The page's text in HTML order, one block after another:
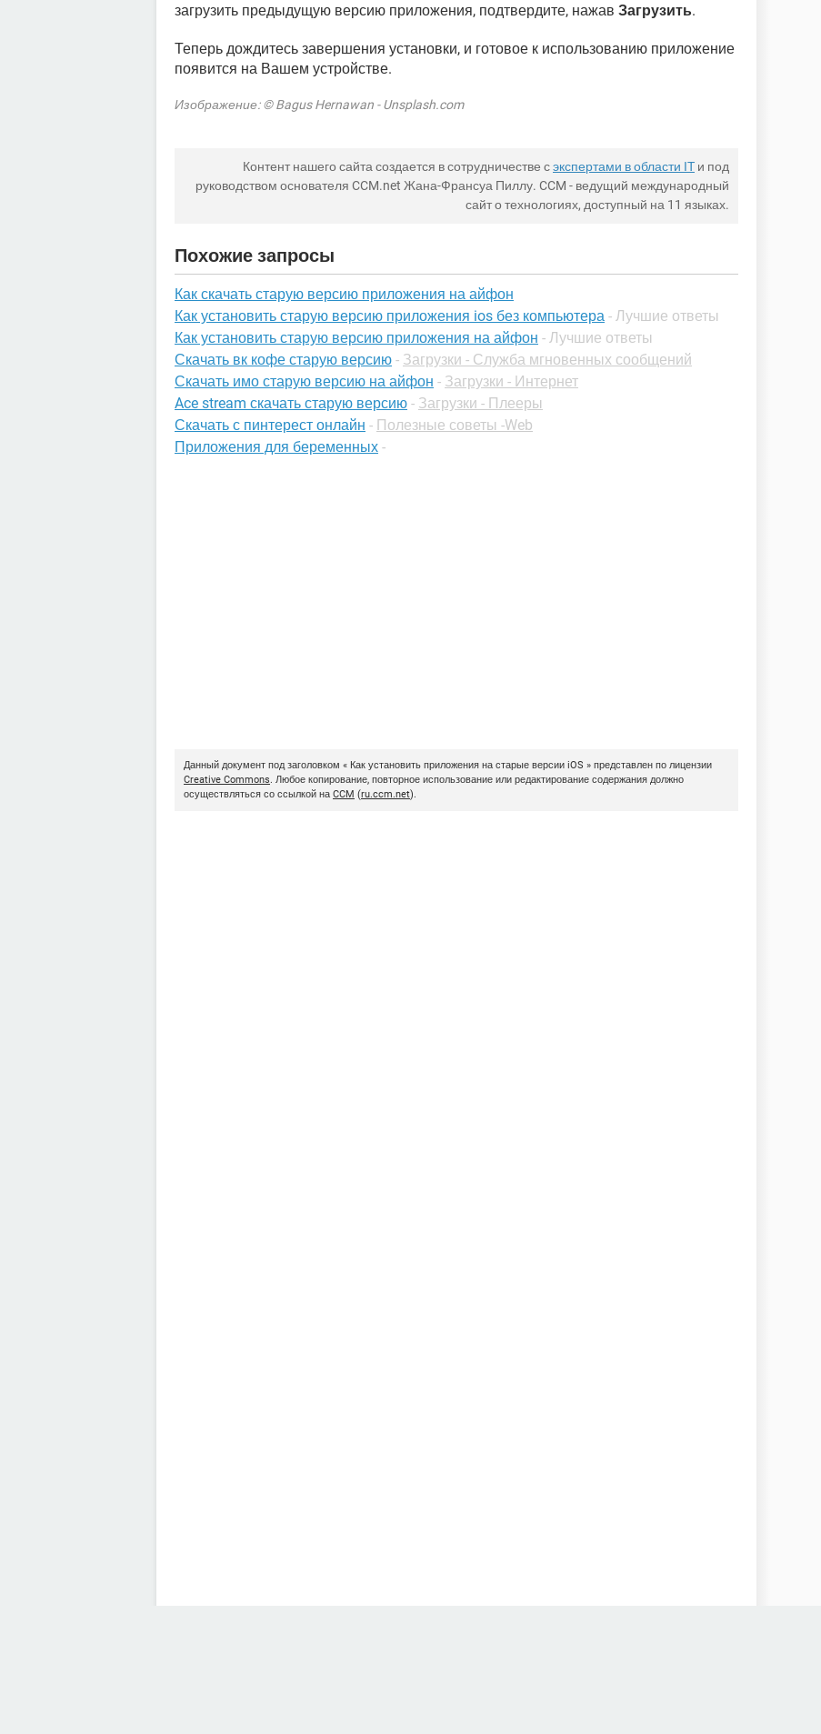
загрузить предыдущую версию приложения, подтвердите, нажав Загрузить.
Теперь дождитесь завершения установки, и готовое к использованию приложение
появится на Вашем устройстве.
Изображение: © Bagus Hernawan - Unsplash.com
Контент нашего сайта создается в сотрудничестве сэкспертами в области IT и под
руководством основателя CCM.net Жана-Франсуа Пиллу. CCM - ведущий международный
сайт о технологиях, доступный на 11 языках.
Похожие запросы
Как скачать старую версию приложения на айфон
Как установить старую версию приложения ios без компьютера - Лучшие ответы
Как установить старую версию приложения на айфон - Лучшие ответы
Скачать вк кофе старую версию - Загрузки - Служба мгновенных сообщений
Скачать имо старую версию на айфон - Загрузки - Интернет
Ace stream скачать старую версию - Загрузки - Плееры
Скачать с пинтерест онлайн - Полезные советы -Web
Приложения для беременных -
Данный документ под заголовком « Как установить приложения на старые версии iOS » представлен по лицензии
Creative Commons. Любое копирование, повторное использование или редактирование содержания должно
осуществляться со ссылкой на CCM (ru.ccm.net).